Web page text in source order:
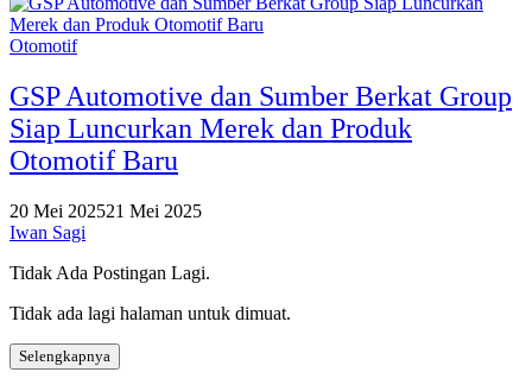
Otomotif
GSP Automotive dan Sumber Berkat Group
Siap Luncurkan Merek dan Produk
Otomotif Baru
20 Mei 202521 Mei 2025
Iwan Sagi
Tidak Ada Postingan Lagi.
Tidak ada lagi halaman untuk dimuat.
Selengkapnya